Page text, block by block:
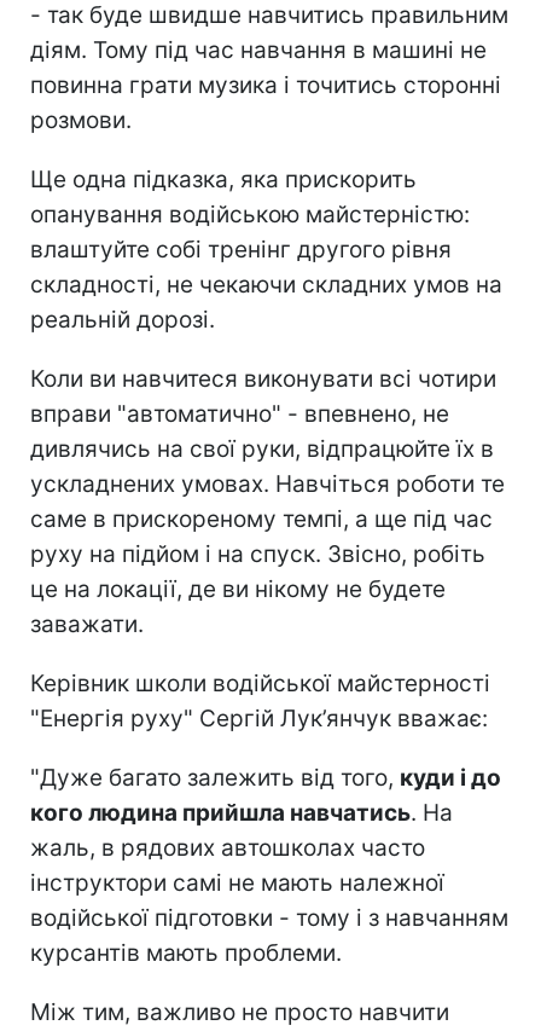
- так буде швидше навчитись правильним
діям. Тому під час навчання в машині не
повинна грати музика і точитись сторонні
розмови.
Ще одна підказка, яка прискорить
опанування водійською майстерністю:
влаштуйте собі тренінг другого рівня
складності, не чекаючи складних умов на
реальній дорозі.
Коли ви навчитеся виконувати всі чотири
вправи "автоматично" - впевнено, не
дивлячись на свої руки, відпрацюйте їх в
ускладнених умовах. Навчіться роботи те
саме в прискореному темпі, а ще під час
руху на підйом і на спуск. Звісно, робіть
це на локації, де ви нікому не будете
заважати.
Керівник школи водійської майстерності
"Енергія руху" Сергій Лук’янчук вважає:
"Дуже багато залежить від того, куди і до
кого людина прийшла навчатись. На
жаль, в рядових автошколах часто
інструктори самі не мають належної
водійської підготовки - тому і з навчанням
курсантів мають проблеми.
Між тим, важливо не просто навчити